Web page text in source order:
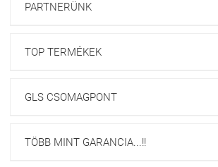
PARTNERÜNK
TOP TERMÉKEK
GLS CSOMAGPONT
TÖBB MINT GARANCIA...!!